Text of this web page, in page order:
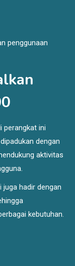
penggunaan
perangkat ini
dengan
aktivitas
juga hadir dengan
kebutuhan.